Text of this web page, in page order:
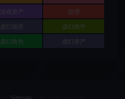
游戏资产 纹理
虚幻场景 虚幻插件
虚幻角色 虚幻资产
Sitemap